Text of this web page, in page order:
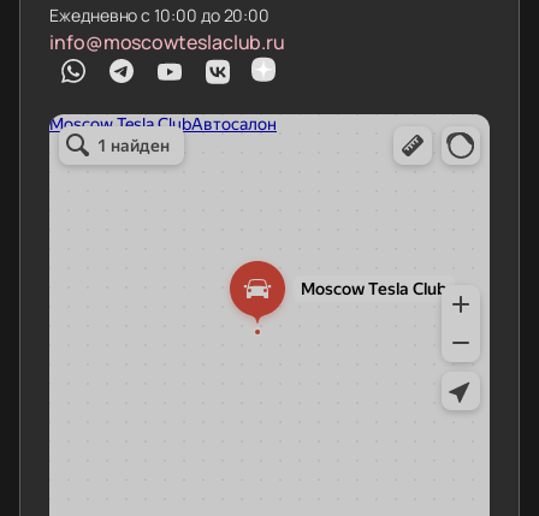
Ежедневно с 10:00 до 20:00
info@moscowteslaclub.ru